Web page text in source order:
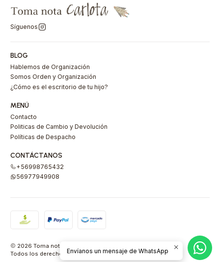
Síguenos
BLOG
Hablemos de Organización
Somos Orden y Organización
¿Cómo es el escritorio de tu hijo?
MENÚ
Contacto
Politicas de Cambio y Devolución
Políticas de Despacho
CONTÁCTANOS
+56998765432
56977949908
2026 Toma nota Carlota.
Todos los derechos reservados. Desarrollado por Jumpseller
Envíanos un mensaje de WhatsApp